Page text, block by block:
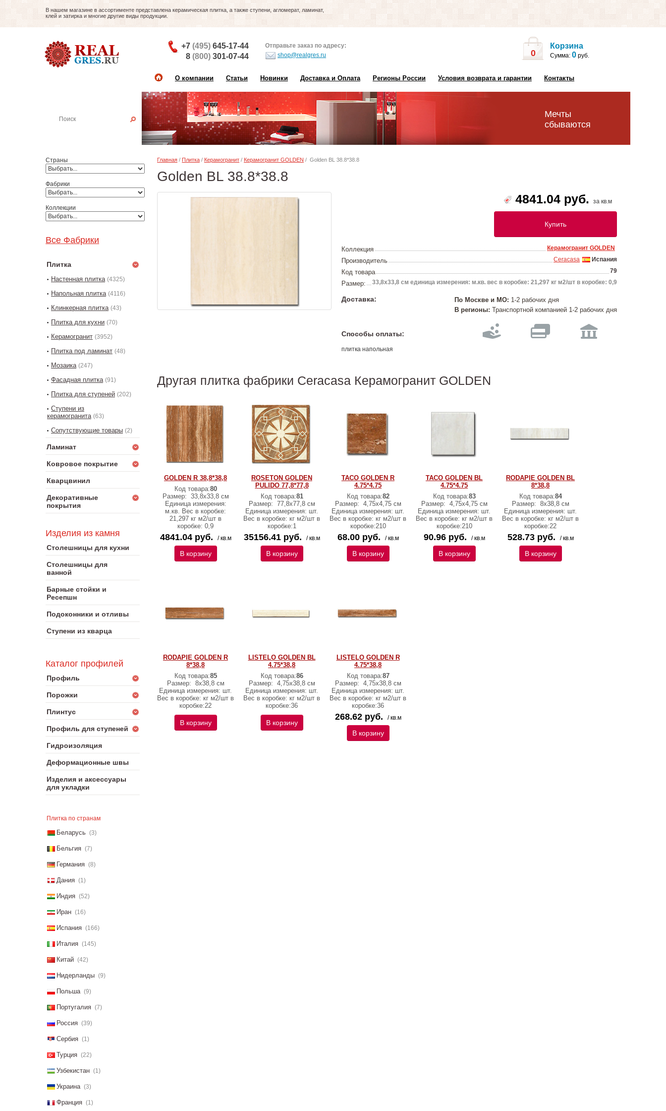
В нашем магазине в ассортименте представлена керамическая плитка, а также ступени, агломерат, ламинат,
клей и затирка и многие другие виды продукции.
+7 (495) 645-17-44
8 (800) 301-07-44
Отправьте заказ по адресу:
shop@realgres.ru
0
Корзина
Сумма: 0 руб.
О компании Статьи Новинки Доставка и Оплата Регионы России Условия возврата и гарантии Контакты
Мечты
сбываются
Страны
Фабрики
Коллекции
Все Фабрики
Плитка
Настенная плитка (4325)
Напольная плитка (4116)
Клинкерная плитка (43)
Плитка для кухни (70)
Керамогранит (3952)
Плитка под ламинат (48)
Мозаика (247)
Фасадная плитка (91)
Плитка для ступеней (202)
Ступени из
керамогранита (63)
Сопутствующие товары (2)
Ламинат
Ковровое покрытие
Кварцвинил
Декоративные
покрытия
Изделия из камня
Столешницы для кухни
Столешницы для
ванной
Барные стойки и
Ресепшн
Подоконники и отливы
Ступени из кварца
Каталог профилей
Профиль
Порожки
Плинтус
Профиль для ступеней
Гидроизоляция
Деформационные швы
Изделия и аксессуары
для укладки
Плитка по странам
Беларусь (3)
Бельгия (7)
Германия (8)
Дания (1)
Индия (52)
Иран (16)
Испания (166)
Италия (145)
Китай (42)
Нидерланды (9)
Польша (9)
Португалия (7)
Россия (39)
Сербия (1)
Турция (22)
Узбекистан (1)
Украина (3)
Франция (1)
Главная / Плитка / Керамогранит / Керамогранит GOLDEN / Golden BL 38.8*38.8
Golden BL 38.8*38.8
4841.04 руб. за кв.м
Купить
Коллекция Керамогранит GOLDEN
Производитель Испания
Ceracasa
Код товара 79
Размер: 33,8х33,8 см единица измерения: м.кв. вес в коробке: 21,297 кг м2/шт в коробке: 0,9
Доставка: По Москве и МО: 1-2 рабочих дня
В регионы: Транспортной компанией 1-2 рабочих дня
Способы оплаты:
плитка напольная
Другая плитка фабрики Ceracasa Керамогранит GOLDEN
GOLDEN R 38,8*38,8
Код товара:80
Размер: 33,8х33,8 см
Единица измерения:
м.кв. Вес в коробке:
21,297 кг м2/шт в
коробке: 0,9
4841.04 руб. / кв.м
В корзину
ROSETON GOLDEN
PULIDO 77,8*77,8
Код товара:81
Размер: 77,8х77,8 см
Единица измерения: шт.
Вес в коробке: кг м2/шт в
коробке:1
35156.41 руб. / кв.м
В корзину
TACO GOLDEN R
4.75*4.75
Код товара:82
Размер: 4,75х4,75 см
Единица измерения: шт.
Вес в коробке: кг м2/шт в
коробке:210
68.00 руб. / кв.м
В корзину
TACO GOLDEN BL
4.75*4.75
Код товара:83
Размер: 4,75х4,75 см
Единица измерения: шт.
Вес в коробке: кг м2/шт в
коробке:210
90.96 руб. / кв.м
В корзину
RODAPIE GOLDEN BL
8*38,8
Код товара:84
Размер: 8х38,8 см
Единица измерения: шт.
Вес в коробке: кг м2/шт в
коробке:22
528.73 руб. / кв.м
В корзину
RODAPIE GOLDEN R
8*38,8
Код товара:85
Размер: 8х38,8 см
Единица измерения: шт.
Вес в коробке: кг м2/шт в
коробке:22
В корзину
LISTELO GOLDEN BL
4.75*38,8
Код товара:86
Размер: 4,75х38,8 см
Единица измерения: шт.
Вес в коробке: кг м2/шт в
коробке:36
В корзину
LISTELO GOLDEN R
4.75*38,8
Код товара:87
Размер: 4,75х38,8 см
Единица измерения: шт.
Вес в коробке: кг м2/шт в
коробке:36
268.62 руб. / кв.м
В корзину